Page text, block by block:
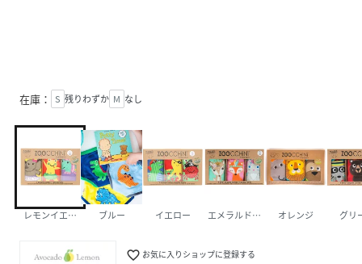
在庫： S 残りわずか M なし
レモンイエロー ブルー イエロー エメラルドグリーンオレンジ グリ
favorite_border お気に入りショップに登録する